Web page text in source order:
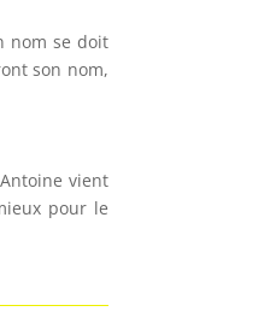
nom se doit
son nom,
vient
pour le